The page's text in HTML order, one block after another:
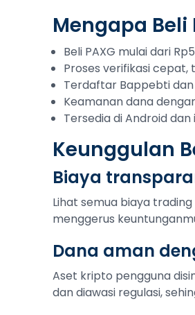
Mengapa Beli
Beli PAXG mulai dari
Proses verifikasi cepat,
Terdaftar Bappebti dan
Keamanan dana
Tersedia di Android dan
Keunggulan
Biaya
Lihat semua biaya
menggerus
Dana aman
Aset kripto pengguna
dan diawasi regulasi,